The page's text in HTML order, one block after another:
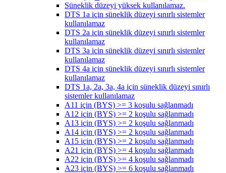
Süneklik düzeyi yüksek kullanılamaz.
DTS 1a için süneklik düzeyi sınırlı sistemler
kullanılamaz
DTS 2a için süneklik düzeyi sınırlı sistemler
kullanılamaz
DTS 3a için süneklik düzeyi sınırlı sistemler
kullanılamaz
DTS 4a için süneklik düzeyi sınırlı sistemler
kullanılamaz
DTS 1a, 2a, 3a, 4a için süneklik düzeyi sınırlı
sistemler kullanılamaz
A11 için (BYS) >= 3 koşulu sağlanmadı
A12 için (BYS) >= 2 koşulu sağlanmadı
A13 için (BYS) >= 2 koşulu sağlanmadı
A14 için (BYS) >= 2 koşulu sağlanmadı
A15 için (BYS) >= 2 koşulu sağlanmadı
A21 için (BYS) >= 4 koşulu sağlanmadı
A22 için (BYS) >= 4 koşulu sağlanmadı
A23 için (BYS) >= 6 koşulu sağlanmadı